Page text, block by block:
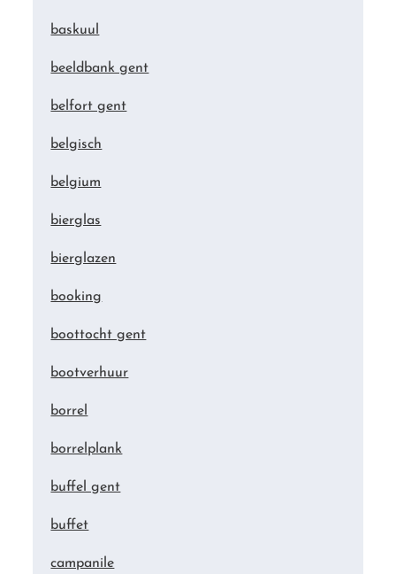
baskuul
beeldbank gent
belfort gent
belgisch
belgium
bierglas
bierglazen
booking
boottocht gent
bootverhuur
borrel
borrelplank
buffel gent
buffet
campanile